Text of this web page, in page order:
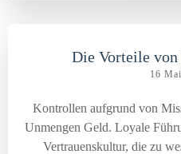
Die Vorteile
16
Kontrollen aufgrund von
Unmengen Geld. Loyale
Vertrauenskultur, die zu